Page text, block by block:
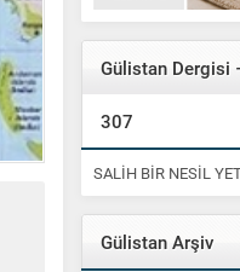
Gülistan Dergisi
307
SALİH BİR NESİL
Gülistan Arşiv